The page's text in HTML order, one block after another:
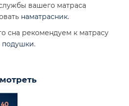
вашего матраса
наматрасник.
сна рекомендуем к матрасу
подушки.